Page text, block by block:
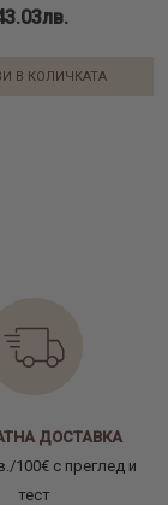
В КОЛИЧКАТА
ДОСТАВКА
100€ с преглед и
тест